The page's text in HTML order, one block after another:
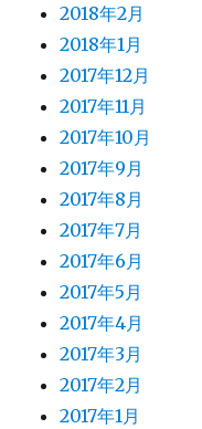
2018年2月
2018年1月
2017年12月
2017年11月
2017年10月
2017年9月
2017年8月
2017年7月
2017年6月
2017年5月
2017年4月
2017年3月
2017年2月
2017年1月